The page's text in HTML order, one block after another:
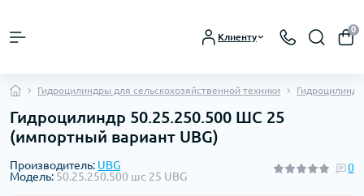
Клиенту
0
Гидроцилиндры для сельскохозяйственной техники
Гидроцилиндр 50.25.250.500 ШС 25
(импортный вариант UBG)
Производитель: UBG
Модель: 50.25.250.500 шс 25 UBG
0